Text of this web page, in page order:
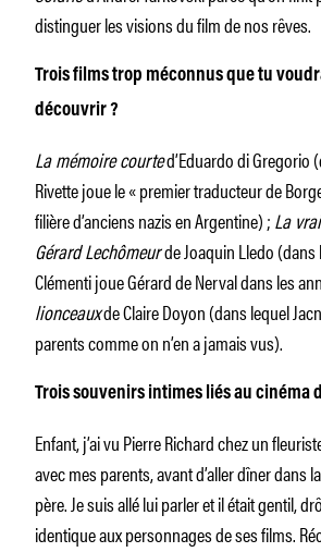
distinguer les visions du film de nos rêves.
Trois films trop méconnus que tu
découvrir ?
La mémoire courted’Eduardo di Gregorio
Rivette joue le « premier traducteur de
filière d’anciens nazis en Argentine) ;La
Gérard Lechômeurde Joaquin Lledo
Clémenti joue Gérard de Nerval dans les
lionceauxde Claire Doyon (dans lequel
parents comme on n’en a jamais vus).
Trois souvenirs intimes liés au cinéma
Enfant, j’ai vu Pierre Richard chez un
avec mes parents, avant d’aller dîner dans
père. Je suis allé lui parler et il était gentil,
identique aux personnages de ses films.